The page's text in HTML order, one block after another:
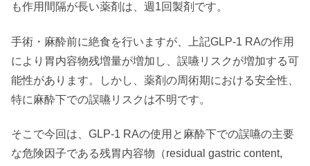
も作用間隔が長い薬剤は、週1回製剤です。
手術・麻酔前に絶食を行いますが、上記GLP-1 RAの作用
により胃内容物残増量が増加し、誤嚥リスクが増加する可
能性があります。しかし、薬剤の周術期における安全性、
特に麻酔下での誤嚥リスクは不明です。
そこで今回は、GLP-1 RAの使用と麻酔下での誤嚥の主要
な危険因子である残胃内容物（residual gastric content,